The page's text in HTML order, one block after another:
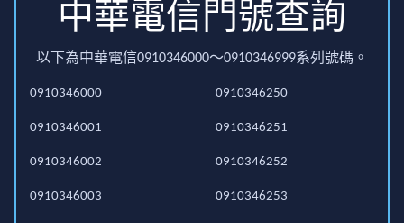
中華電信門號查詢
以下為中華電信0910346000～0910346999系列號碼。
0910346000
0910346001
0910346002
0910346003
0910346250
0910346251
0910346252
0910346253